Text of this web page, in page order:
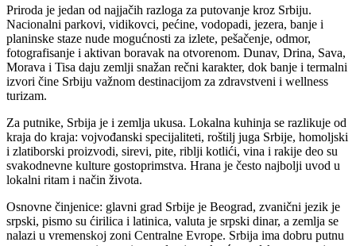
Priroda je jedan od najjačih razloga za putovanje kroz Srbiju.
Nacionalni parkovi, vidikovci, pećine, vodopadi, jezera, banje i
planinske staze nude mogućnosti za izlete, pešačenje, odmor,
fotografisanje i aktivan boravak na otvorenom. Dunav, Drina, Sava,
Morava i Tisa daju zemlji snažan rečni karakter, dok banje i termalni
izvori čine Srbiju važnom destinacijom za zdravstveni i wellness
turizam.
Za putnike, Srbija je i zemlja ukusa. Lokalna kuhinja se razlikuje od
kraja do kraja: vojvođanski specijaliteti, roštilj juga Srbije, homoljski
i zlatiborski proizvodi, sirevi, pite, riblji kotlići, vina i rakije deo su
svakodnevne kulture gostoprimstva. Hrana je često najbolji uvod u
lokalni ritam i način života.
Osnovne činjenice: glavni grad Srbije je Beograd, zvanični jezik je
srpski, pismo su ćirilica i latinica, valuta je srpski dinar, a zemlja se
nalazi u vremenskoj zoni Centralne Evrope. Srbija ima dobru putnu